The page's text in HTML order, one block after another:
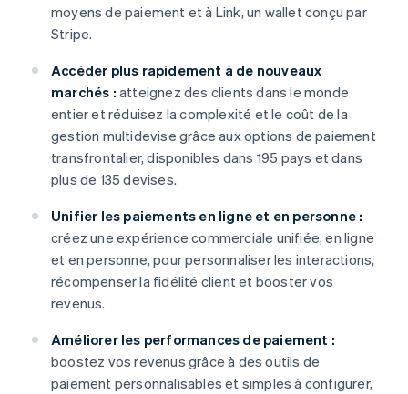
moyens de paiement et à Link, un wallet conçu par
Stripe.
Accéder plus rapidement à de nouveaux
marchés : atteignez des clients dans le monde
entier et réduisez la complexité et le coût de la
gestion multidevise grâce aux options de paiement
transfrontalier, disponibles dans 195 pays et dans
plus de 135 devises.
Unifier les paiements en ligne et en personne :
créez une expérience commerciale unifiée, en ligne
et en personne, pour personnaliser les interactions,
récompenser la fidélité client et booster vos
revenus.
Améliorer les performances de paiement :
boostez vos revenus grâce à des outils de
paiement personnalisables et simples à configurer,